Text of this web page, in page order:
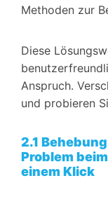
Methoden zur
Diese
Anspruch.
und probieren
2.1
Problem
einem Klick